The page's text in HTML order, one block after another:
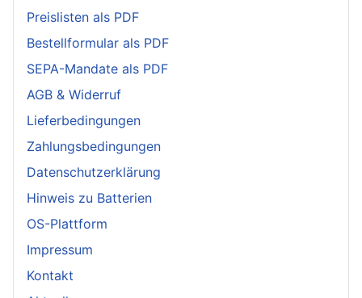
Preislisten als PDF
Bestellformular als PDF
SEPA-Mandate als PDF
AGB & Widerruf
Lieferbedingungen
Zahlungsbedingungen
Datenschutzerklärung
Hinweis zu Batterien
OS-Plattform
Impressum
Kontakt